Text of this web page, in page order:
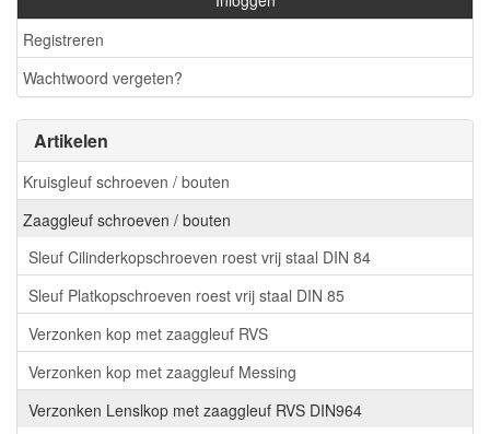
Registreren
Wachtwoord vergeten?
Artikelen
Kruisgleuf schroeven / bouten
Zaaggleuf schroeven / bouten
Sleuf Cilinderkopschroeven roest vrij staal DIN 84
Sleuf Platkopschroeven roest vrij staal DIN 85
Verzonken kop met zaaggleuf RVS
Verzonken kop met zaaggleuf Messing
Verzonken Lenslkop met zaaggleuf RVS DIN964